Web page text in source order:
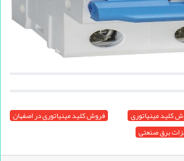
کلید مینیاتوری
فروش کلید مینیاتوری در اصفهان
برق صنعتی